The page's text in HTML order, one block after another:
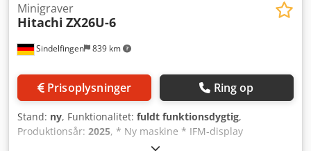
Sindelfingen 839 km
Minigraver
Hitachi ZX26U-6
Prisoplysninger Ring op
Stand: ny, Funktionalitet: fuldt funktionsdygtig,
Produktionsår: 2025, * Ny maskine * IFM-display
(startspærre, funktionsskift) * Stik 1.300 mm * 300 mm